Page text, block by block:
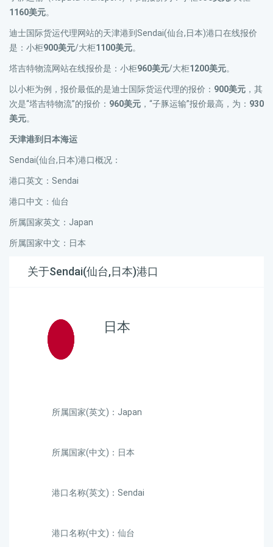
1160美元。
迪士国际货运代理网站的天津港到Sendai(仙台,日本)港口在线报价
是：小柜900美元/大柜1100美元。
塔吉特物流网站在线报价是：小柜960美元/大柜1200美元。
以小柜为例，报价最低的是迪士国际货运代理的报价： 900美元 ，其
次是“塔吉特物流”的报价： 960美元 ，“子豚运输”报价最高，为： 930
美元。
天津港到日本海运
Sendai(仙台,日本)港口概况：
港口英文：Sendai
港口中文：仙台
所属国家英文：Japan
所属国家中文：日本
关于Sendai(仙台,日本)港口
日本
所属国家(英文)：Japan
所属国家(中文)：日本
港口名称(英文)：Sendai
港口名称(中文)：仙台